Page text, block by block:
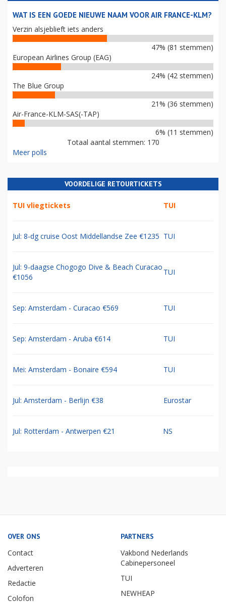
WAT IS EEN GOEDE NIEUWE NAAM VOOR AIR FRANCE-KLM?
Verzin alsjeblieft iets anders
47% (81 stemmen)
European Airlines Group (EAG)
24% (42 stemmen)
The Blue Group
21% (36 stemmen)
Air-France-KLM-SAS(-TAP)
6% (11 stemmen)
Totaal aantal stemmen: 170
Meer polls
VOORDELIGE RETOURTICKETS
TUI vliegtickets TUI
Jul: 8-dg cruise Oost Middellandse Zee €1235 TUI
Jul: 9-daagse Chogogo Dive & Beach Curacao
€1056
TUI
Sep: Amsterdam - Curacao €569 TUI
Sep: Amsterdam - Aruba €614 TUI
Mei: Amsterdam - Bonaire €594 TUI
Jul: Amsterdam - Berlijn €38 Eurostar
Jul: Rotterdam - Antwerpen €21 NS
OVER ONS
Contact
Adverteren
Redactie
Colofon
PARTNERS
Vakbond Nederlands
Cabinepersoneel
TUI
NEWHEAP